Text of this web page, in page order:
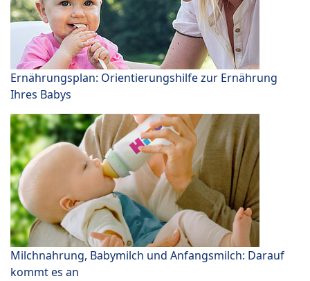
Ernährungsplan: Orientierungshilfe zur Ernährung
Ihres Babys
Milchnahrung, Babymilch und Anfangsmilch: Darauf
kommt es an